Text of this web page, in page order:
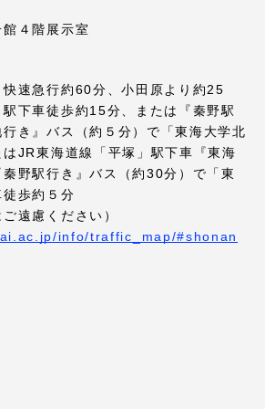
４階展示室
速急行約60分、小田原より約25
下車徒歩約15分、または『秦野駅
き』バス（約５分）で「東海大学北
JR東海道線「平塚」駅下車『東海
野駅行き』バス（約30分）で「東
歩約５分
遠慮ください）
info/traffic_map/#shonan